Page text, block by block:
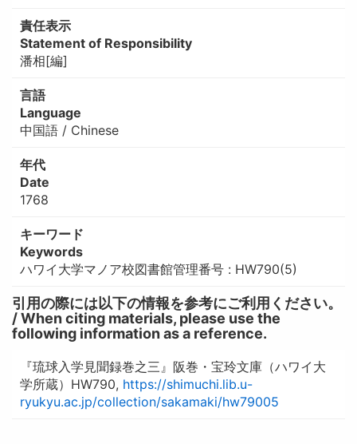
責任表示
Statement of Responsibility
潘相[編]
言語
Language
中国語 / Chinese
年代
Date
1768
キーワード
Keywords
ハワイ大学マノア校図書館管理番号 : HW790(5)
引用の際には以下の情報を参考にご利用ください。
/ When citing materials, please use the
following information as a reference.
『琉球入学見聞録巻之三』阪巻・宝玲文庫（ハワイ大
学所蔵）HW790, https://shimuchi.lib.u-
ryukyu.ac.jp/collection/sakamaki/hw79005